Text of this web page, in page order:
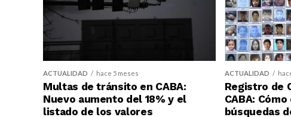
ACTUALIDAD hace 5 meses
Multas de tránsito en CABA:
Nuevo aumento del 18% y el
listado de los valores
ACTUALIDAD
Registro de
CABA:
búsquedas